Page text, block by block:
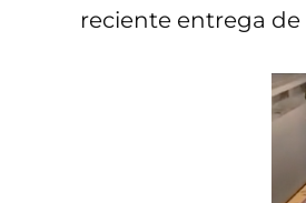
reciente entrega de